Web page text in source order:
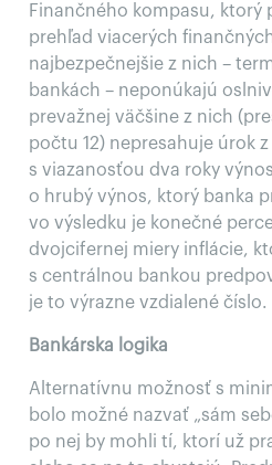
Finančného kompasu, ktorý
prehľad viacerých
najbezpečnejšie z nich –
bankách – neponúkajú
prevažnej väčšine z nich
počtu 12) nepresahuje úrok
s viazanosťou dva roky
o hrubý výnos, ktorý banka
vo výsledku je konečné
dvojcifernej miery inflácie,
s centrálnou bankou
je to výrazne vzdialené číslo.
Bankárska logika
Alternatívnu možnosť s
bolo možné nazvať „sám
po nej by mohli tí, ktorí už